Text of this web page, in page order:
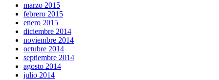
marzo 2015
febrero 2015
enero 2015
diciembre 2014
noviembre 2014
octubre 2014
septiembre 2014
agosto 2014
julio 2014